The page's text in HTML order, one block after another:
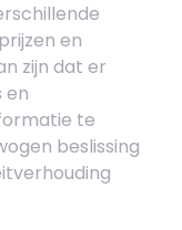
en
zijn dat er
en
te
beslissing